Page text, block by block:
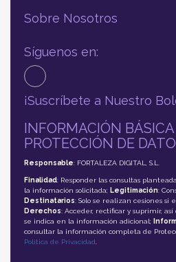
Sobre Nosotros
Síguenos en:
¡Suscríbete a Nuestro
INFORMACIÓN BÁSICA
PROTECCIÓN DE
Responsable: FORTALEZA DIGITAL, S.L.
Finalidad: Responder las consultas
la información solicitada; Legitimación:
Destinatarios: Solo se realizan cesiones si
Derechos: Acceder, rectificar y suprimir, así
se indica en la información adicional;
consultar la información completa de
Política de Privacidad